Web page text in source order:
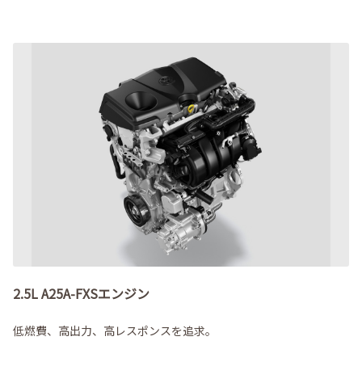
2.5L A25A-FXSエンジン
低燃費、高出力、高レスポンスを追求。